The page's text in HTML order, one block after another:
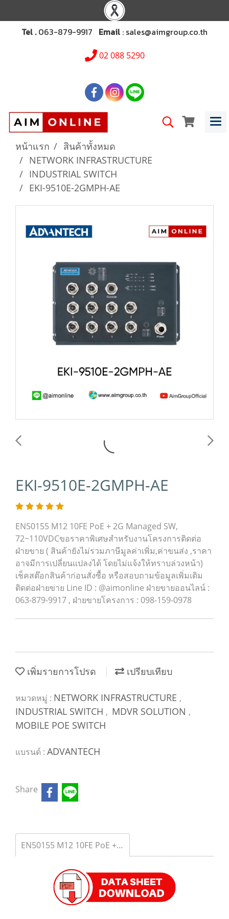
Tel .063-879-9917 Email : sales@aimgroup.co.th
02 088 5290
หน้าแรก
สินค้าทั้งหมด
NETWORK INFRASTRUCTURE
INDUSTRIAL SWITCH
EKI-9510E-2GMPH-AE
EKI-9510E-2GMPH-AE
EN50155 M12 10FE PoE + 2G Managed SW,
72~110VDCขอราคาพิเศษสำหรับงานโครงการติดต่อ
ฝ่ายขาย ( สินค้ายังไม่รวมภาษีมูลค่าเพิ่ม,ค่าขนส่ง ,ราคา
อาจมีการเปลี่ยนแปลงได้ โดยไม่แจ้งให้ทราบล่วงหน้า)
เช็คสต๊อกสินค้าก่อนสั่งซื้อ หรือสอบถามข้อมูลเพิ่มเติม
ติดต่อฝ่ายขาย Line ID : @aimonline ฝ่ายขายออนไลน์ :
063-879-9917 , ฝ่ายขายโครงการ : 098-159-0978
เพิ่มรายการโปรด เปรียบเทียบ
หมวดหมู่ : NETWORK INFRASTRUCTURE ,
INDUSTRIAL SWITCH , MDVR SOLUTION ,
MOBILE POE SWITCH
แบรนด์ : ADVANTECH
Share
EN50155 M12 10FE PoE + 2G Managed SW รุ่น EKI-9510E-2GMPH-AE